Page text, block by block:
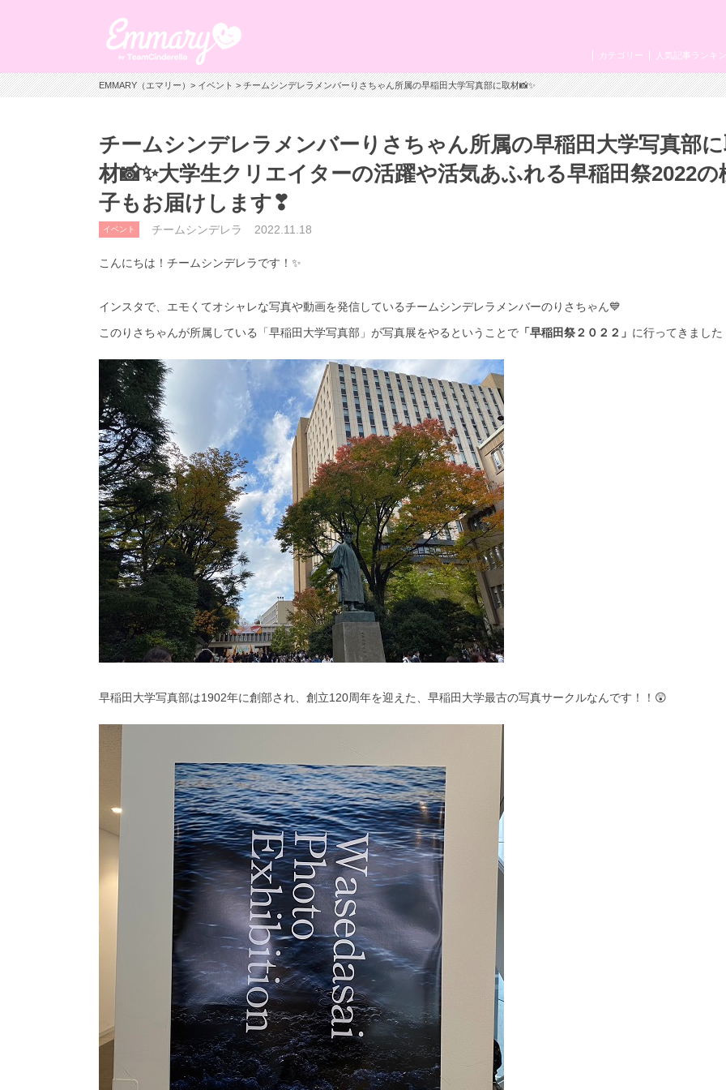
人気記事ランキ
カテゴリー
EMMARY（エマリー）>イベント> チームシンデレラメンバーりさちゃん所属の早稲田大学写真部に取材📸✨
チームシンデレラメンバーりさちゃん所属の早稲田大学写真部
材📸✨大学生クリエイターの活躍や活気あふれる早稲田祭2022の
子もお届けします❣
イベント チームシンデレラ 2022.11.18
こんにちは！チームシンデレラです！✨
インスタで、エモくてオシャレな写真や動画を発信しているチームシンデレラメンバーのりさちゃん💙
このりさちゃんが所属している「早稲田大学写真部」が写真展をやるということで 「早稲田祭２０２２」 に行ってきました
早稲田大学写真部は1902年に創部され、創立120周年を迎えた、早稲田大学最古の写真サークルなんです！！😲